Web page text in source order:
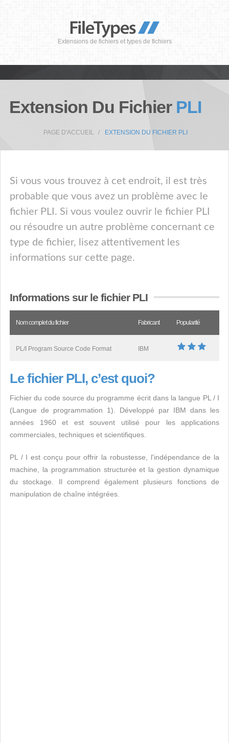
Extensions de fichiers et types de fichiers
Extension Du Fichier PLI
PAGE D'ACCUEIL EXTENSION DU FICHIER PLI
Si vous vous trouvez à cet endroit, il est très
probable que vous avez un problème avec le
fichier PLI. Si vous voulez ouvrir le fichier PLI
ou résoudre un autre problème concernant ce
type de fichier, lisez attentivement les
informations sur cette page.
Informations sur le fichier PLI
Nom complet du fichier Fabricant Popularité
PL/I Program Source Code Format IBM
Le fichier PLI, c’est quoi?
Fichier du code source du programme écrit dans la langue PL / I
(Langue de programmation 1). Développé par IBM dans les
années 1960 et est souvent utilisé pour les applications
commerciales, techniques et scientifiques.
PL / I est conçu pour offrir la robustesse, l'indépendance de la
machine, la programmation structurée et la gestion dynamique
du stockage. Il comprend également plusieurs fonctions de
manipulation de chaîne intégrées.